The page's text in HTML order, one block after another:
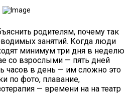
родителям, почему так
занятий. Когда люди
минимум три дня в неделю
со взрослыми — пять дней
часов в день — им сложно это
по фото, плавание,
— времени на на театр